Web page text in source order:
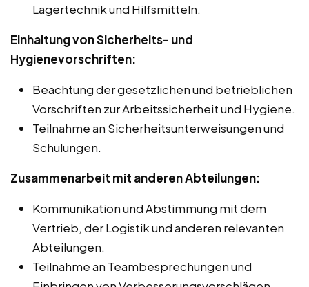
Lagertechnik und Hilfsmitteln.
Einhaltung von Sicherheits- und
Hygienevorschriften:
Beachtung der gesetzlichen und betrieblichen
Vorschriften zur Arbeitssicherheit und Hygiene.
Teilnahme an Sicherheitsunterweisungen und
Schulungen.
Zusammenarbeit mit anderen Abteilungen:
Kommunikation und Abstimmung mit dem
Vertrieb, der Logistik und anderen relevanten
Abteilungen.
Teilnahme an Teambesprechungen und